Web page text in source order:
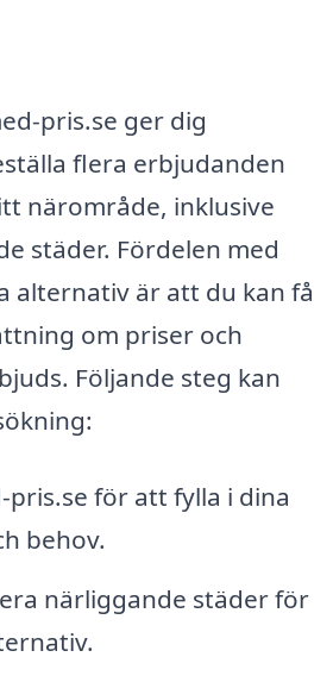
pris.se ger dig
flera erbjudanden
närområde, inklusive
städer. Fördelen med
alternativ är att du kan få
om priser och
Följande steg kan
pris.se för att fylla i dina
behov.
närliggande städer för